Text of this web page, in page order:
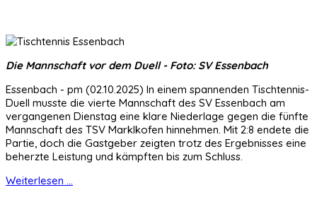
Die Mannschaft vor dem Duell - Foto: SV Essenbach
Essenbach - pm (02.10.2025) In einem spannenden Tischtennis-
Duell musste die vierte Mannschaft des SV Essenbach am
vergangenen Dienstag eine klare Niederlage gegen die fünfte
Mannschaft des TSV Marklkofen hinnehmen. Mit 2:8 endete die
Partie, doch die Gastgeber zeigten trotz des Ergebnisses eine
beherzte Leistung und kämpften bis zum Schluss.
Weiterlesen ...